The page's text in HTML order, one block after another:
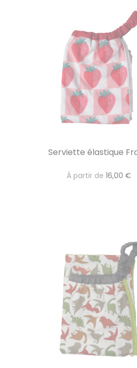
Serviette élastique
À partir de 16,00 €